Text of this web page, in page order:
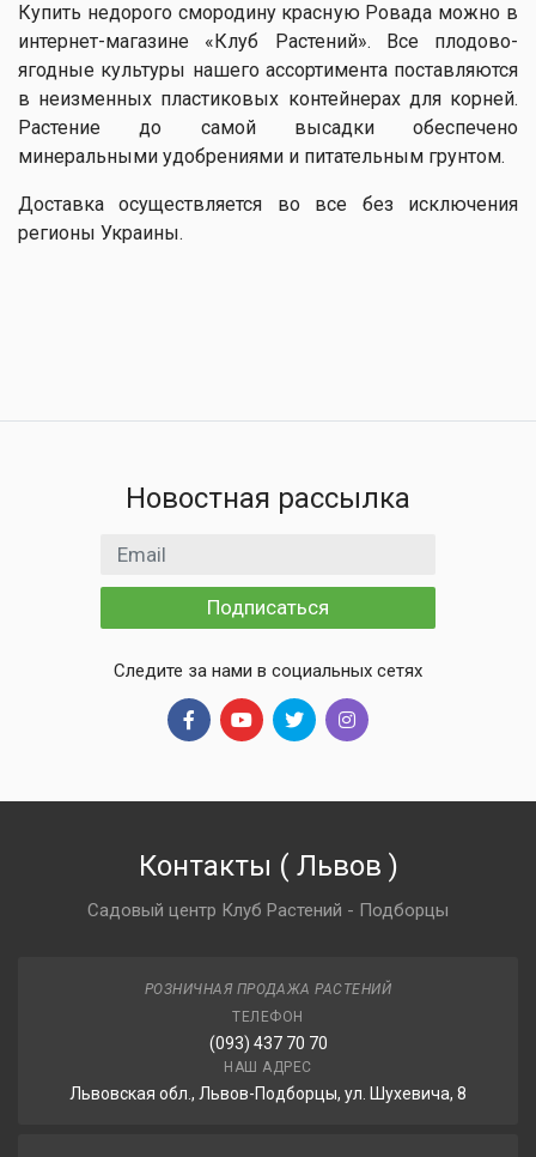
Купить недорого смородину красную Ровада можно в
интернет-магазине «Клуб Растений». Все плодово-
ягодные культуры нашего ассортимента поставляются
в неизменных пластиковых контейнерах для корней.
Растение до самой высадки обеспечено
минеральными удобрениями и питательным грунтом.
Доставка осуществляется во все без исключения
регионы Украины.
Новостная рассылка
Email адрес
Подписаться
Следите за нами в социальных сетях
Контакты ( Львов )
Садовый центр Клуб Растений - Подборцы
РОЗНИЧНАЯ ПРОДАЖА РАСТЕНИЙ
ТЕЛЕФОН
(093) 437 70 70
НАШ АДРЕС
Львовская обл., Львов-Подборцы, ул. Шухевича, 8